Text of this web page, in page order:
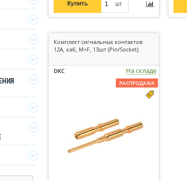
Купить шт
Комплект сигнальных контактов
12А, каб, M+F, 13шт (Pin/Socket)
DKC На складе
РАСПРОДАЖА
1
2
1
1
1
1
1
1
1